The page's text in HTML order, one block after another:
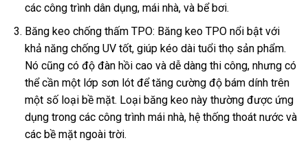
các công trình dân dụng, mái nhà, và bể bơi.
Băng keo chống thấm TPO: Băng keo TPO nổi bật với
khả năng chống UV tốt, giúp kéo dài tuổi thọ sản phẩm.
Nó cũng có độ đàn hồi cao và dễ dàng thi công, nhưng có
thể cần một lớp sơn lót để tăng cường độ bám dính trên
một số loại bề mặt. Loại băng keo này thường được ứng
dụng trong các công trình mái nhà, hệ thống thoát nước và
các bề mặt ngoài trời.